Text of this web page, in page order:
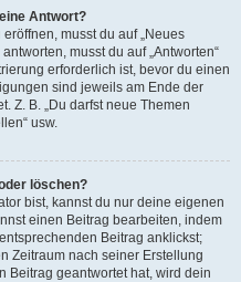
Antwort?
musst du auf „Neues
musst du auf „Antworten“
erforderlich ist, bevor du einen
sind jeweils am Ende der
Z. B. „Du darfst neue Themen
usw.
löschen?
bist, kannst du nur deine eigenen
einen Beitrag bearbeiten, indem
Beitrag anklickst;
Zeitraum nach seiner Erstellung
Beitrag geantwortet hat, wird dein